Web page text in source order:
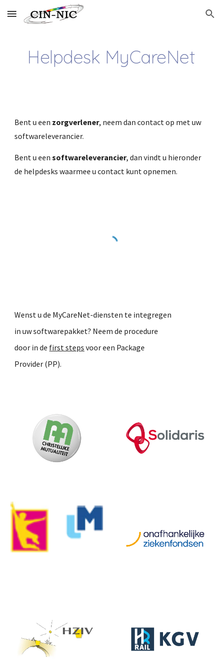
Skip to main content Skip to navigation
Helpdesk MyCareNet
Bent u een zorgverlener, neem dan contact op met uw
softwareleverancier.
Bent u eensoftwareleverancier, dan vindt u hieronder
de helpdesks waarmee u contact kunt opnemen.
Wenst u de MyCareNet-diensten te integregen
in uw softwarepakket? Neem de procedure
door in de first steps voor een Package
Provider (PP).